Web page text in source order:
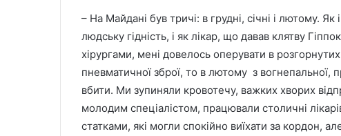
– На Майдані був тричі: в грудні, січні і лютому. Як
людську гідність, і як лікар, що давав клятву
хірургами, мені довелось оперувати в
пневматичної зброї, то в лютому з
вбити. Ми зупиняли кровотечу, важких хворих
молодим спеціалістом, працювали столичні
статками, які могли спокійно виїхати за кордон,